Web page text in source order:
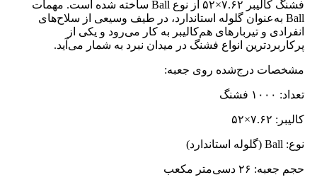
فشنگ کالیبر ۷.۶۲×۵۲ از نوع Ball ساخته شده است. مهمات
Ball به‌عنوان گلوله استاندارد، در طیف وسیعی از سلاح‌های
انفرادی و تیربارهای هم‌کالیبر به کار می‌رود و یکی از
پرکاربردترین انواع فشنگ در میدان نبرد به شمار می‌آید.
مشخصات درج‌شده روی جعبه:
تعداد: ۱۰۰۰ فشنگ
کالیبر: ۷.۶۲×۵۲
نوع: Ball (گلوله استاندارد)
حجم جعبه: ۲۶ دسی‌متر مکعب